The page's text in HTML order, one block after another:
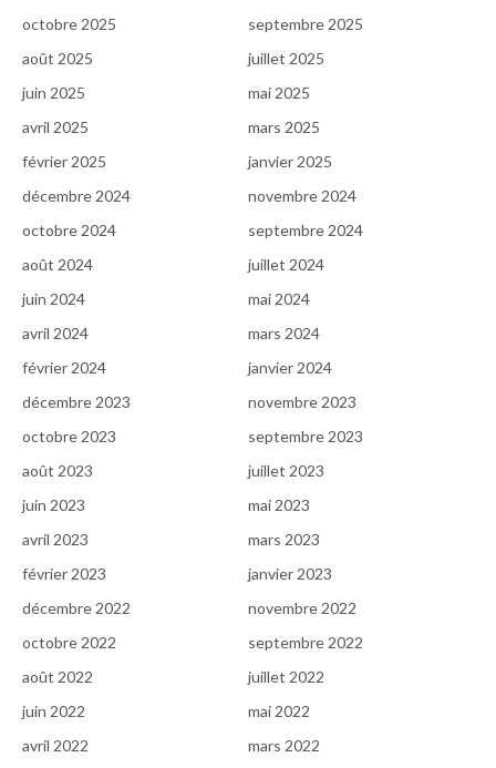
octobre 2025
septembre 2025
août 2025
juillet 2025
juin 2025
mai 2025
avril 2025
mars 2025
février 2025
janvier 2025
décembre 2024
novembre 2024
octobre 2024
septembre 2024
août 2024
juillet 2024
juin 2024
mai 2024
avril 2024
mars 2024
février 2024
janvier 2024
décembre 2023
novembre 2023
octobre 2023
septembre 2023
août 2023
juillet 2023
juin 2023
mai 2023
avril 2023
mars 2023
février 2023
janvier 2023
décembre 2022
novembre 2022
octobre 2022
septembre 2022
août 2022
juillet 2022
juin 2022
mai 2022
avril 2022
mars 2022